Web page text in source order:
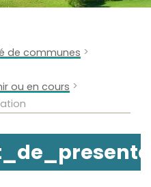
de communes >
ou en cours >